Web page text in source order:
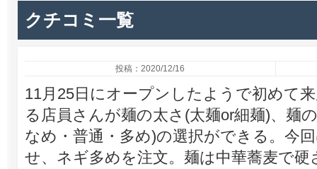
クチコミ一覧
投稿：2020/12/16
11月25日にオープンしたようで初めて
る店員さんが麺の太さ(太麺or細麺)、麺
なめ・普通・多め)の選択ができる。今
せ、ネギ多めを注文。麺は中華蕎麦で